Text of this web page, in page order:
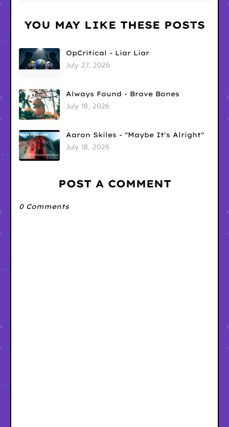
YOU MAY LIKE THESE POSTS
OpCritical - Liar Liar
July 27, 2026
Always Found - Brave Bones
July 18, 2026
Aaron Skiles - "Maybe It's Alright"
July 18, 2026
POST A COMMENT
0 Comments